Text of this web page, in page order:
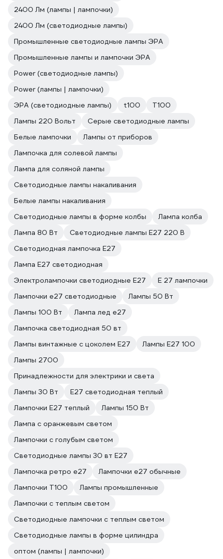
2400 Лм (лампы | лампочки)
2400 Лм (светодиодные лампы)
Промышленные светодиодные лампы ЭРА
Промышленные лампы и лампочки ЭРА
Power (светодиодные лампы)
Power (лампы | лампочки)
ЭРА (светодиодные лампы)
t100
T100
Лампы 220 Вольт
Серые светодиодные лампы
Белые лампочки
Лампы от приборов
Лампочка для солевой лампы
Лампа для соляной лампы
Светодиодные лампы накаливания
Белые лампы накаливания
Светодиодные лампы в форме колбы
Лампа колба
Лампа 80 Вт
Светодиодные лампы E27 220 В
Светодиодная лампочка E27
Лампа E27 светодиодная
Электролампочки светодиодные E27
E 27 лампочки
Лампочки е27 светодиодные
Лампы 50 Вт
Лампы 100 Вт
Лампа лед е27
Лампочка светодиодная 50 вт
Лампы винтажные с цоколем E27
Лампы E27 100
Лампы 2700
Принадлежности для электрики и света
Лампы 30 Вт
E27 светодиодная теплый
Лампочки E27 теплый
Лампы 150 Вт
Лампа с оранжевым светом
Лампочки с голубым светом
Светодиодные лампы 30 вт E27
Лампочка ретро е27
Лампочки е27 обычные
Лампочки T100
Лампы промышленные
Лампочки с теплым светом
Светодиодные лампочки с теплым светом
Светодиодные лампы в форме цилиндра
оптом (лампы | лампочки)